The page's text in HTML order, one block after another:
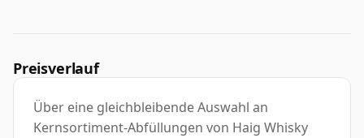
Preisverlauf
Über eine gleichbleibende Auswahl an
Kernsortiment-Abfüllungen von Haig Whisky